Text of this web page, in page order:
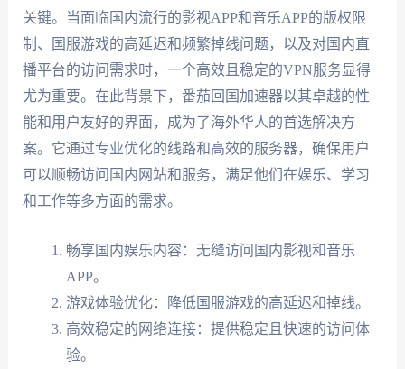
关键。当面临国内流行的影视APP和音乐APP的版权限
制、国服游戏的高延迟和频繁掉线问题，以及对国内直
播平台的访问需求时，一个高效且稳定的VPN服务显得
尤为重要。在此背景下，番茄回国加速器以其卓越的性
能和用户友好的界面，成为了海外华人的首选解决方
案。它通过专业优化的线路和高效的服务器，确保用户
可以顺畅访问国内网站和服务，满足他们在娱乐、学习
和工作等多方面的需求。
畅享国内娱乐内容：无缝访问国内影视和音乐
APP。
游戏体验优化：降低国服游戏的高延迟和掉线。
高效稳定的网络连接：提供稳定且快速的访问体
验。